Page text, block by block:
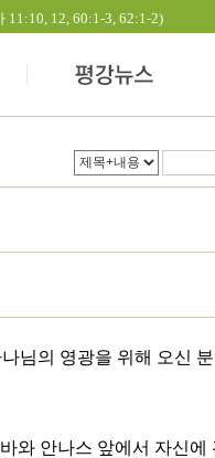
12, 60:1-3, 62:1-2)
님의 영광을 위해 오신
와 안나스 앞에서 자신에